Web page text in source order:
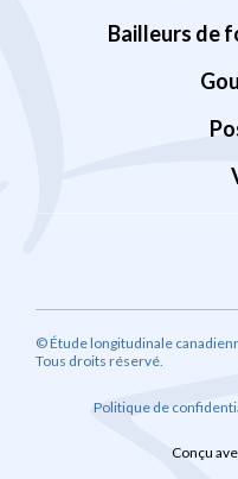
Bailleurs de
© Étude longitudinale
Tous droits réservé.
Politique de
Conçu